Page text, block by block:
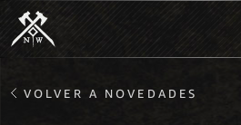
VOLVER A NOVEDADES